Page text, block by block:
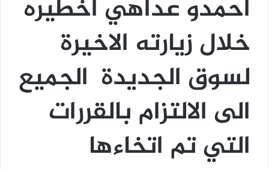
أحمدو عداهي اخطيره
خلال زيارته الاخيرة
لسوق الجديدة الجميع
الى الالتزام بالقررات
التي تم اتخاءها